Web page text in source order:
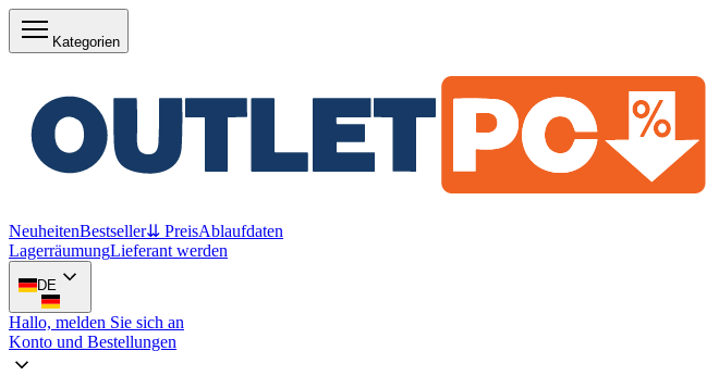
Kategorien
NeuheitenBestseller⇊ PreisAblaufdaten
LagerräumungLieferant werden
DE
Hallo, melden Sie sich an
Konto und Bestellungen